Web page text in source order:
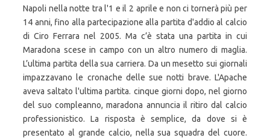
Napoli nella notte tra l'1 e il 2 aprile e non ci tornerà più per
14 anni, fino alla partecipazione alla partita d'addio al calcio
di Ciro Ferrara nel 2005. Ma c’è stata una partita in cui
Maradona scese in campo con un altro numero di maglia.
L’ultima partita della sua carriera. Da un mesetto sui giornali
impazzavano le cronache delle sue notti brave. L'Apache
aveva saltato l'ultima partita. cinque giorni dopo, nel giorno
del suo compleanno, maradona annuncia il ritiro dal calcio
professionistico. La risposta è semplice, da dove si è
presentato al grande calcio, nella sua squadra del cuore.